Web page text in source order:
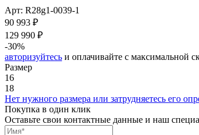
Арт: R28g1-0039-1
90 993 ₽
129 990 ₽
-30%
авторизуйтесь и оплачивайте с максимальной
Размер
16
18
Нет нужного размера или затрудняетесь его
Покупка в один клик
Оставьте свои контактные данные и наш